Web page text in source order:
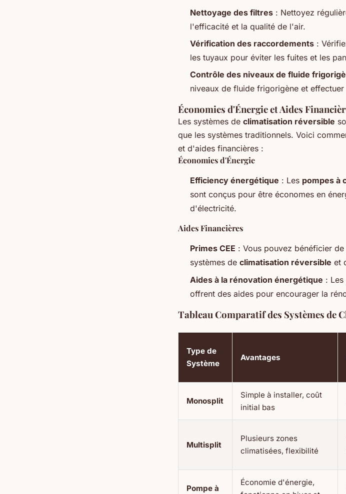
Nettoyage des filtres : Nettoyez
l'efficacité et la qualité de l'air.
Vérification des raccordements :
les tuyaux pour éviter les fuites et les
Contrôle des niveaux de fluide
niveaux de fluide frigorigène et effectuer
Économies d'Énergie et Aides
Les systèmes de climatisation réversible
que les systèmes traditionnels. Voici
et d'aides financières :
Économies d'Énergie
Efficiency énergétique : Les pompes à
sont conçus pour être économes en
d'électricité.
Aides Financières
Primes CEE : Vous pouvez bénéficier
systèmes de climatisation réversible et
Aides à la rénovation énergétique :
offrent des aides pour encourager la
Tableau Comparatif des Systèmes de
Type de
Système
Avantages
Monosplit
Simple à installer, coût
initial bas
Multisplit
Plusieurs zones
climatisées, flexibilité
Pompe à
Économie d'énergie,